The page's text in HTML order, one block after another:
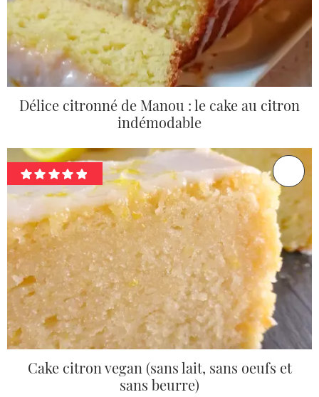
Délice citronné de Manou : le cake au citron
indémodable
Cake citron vegan (sans lait, sans oeufs et
sans beurre)